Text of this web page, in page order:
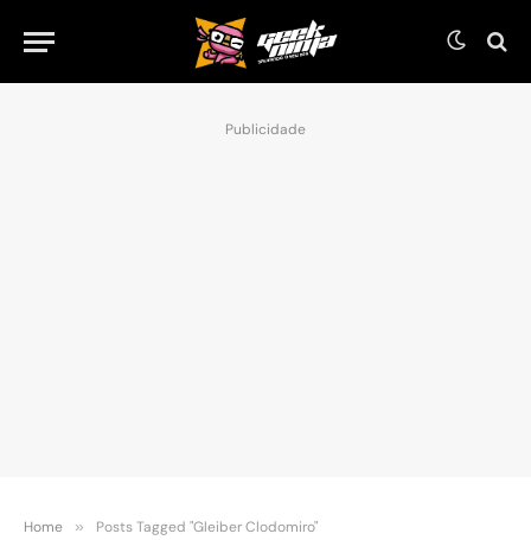
Publicidade
Home » Posts Tagged "Gleiber Clodomiro"